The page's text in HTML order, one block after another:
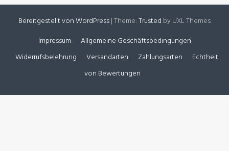
Bereitgestellt von WordPress|Theme:Trusted by UXL Themes
Impressum
Allgemeine Geschäftsbedingungen
Widerrufsbelehrung
Versandarten Zahlungsarten
Echtheit
von Bewertungen